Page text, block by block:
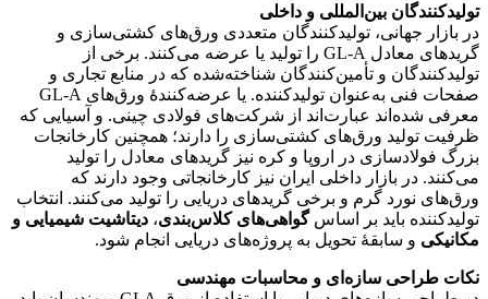
تولیدکنندگان بین‌المللی و داخلی
در بازار جهانی، تولیدکنندگان متعددی ورق‌های کشتی‌سازی و
گریدهای معادل GL‑A را تولید یا عرضه می‌کنند. برخی از
تولیدکنندگان و تأمین‌کنندگان شناخته‌شده که در منابع تجاری و
صفحات فنی به‌عنوان تولیدکننده. یا عرضه‌کنندهٔ ورق‌های GL‑A
معرفی شده‌اند عبارت‌اند از شرکت‌های فولادی چینی. و آسیایی که
ظرفیت تولید ورق‌های کشتی‌سازی را دارند؛ همچنین کارخانجات
بزرگ فولادسازی در اروپا و کره نیز گریدهای معادل را تولید
می‌کنند. در بازار داخلی ایران نیز کارخانجاتی وجود دارند که
ورق‌های نورد گرم و برخی گریدهای دریایی را تولید می‌کنند. انتخاب
تولیدکننده باید بر اساسگواهی‌های کلاس‌بندی، دیتاشیت شیمیایی و
مکانیکی و سابقهٔ تحویل به پروژه‌های دریایی انجام شود.
نکات طراحی سازه‌ای و محاسبات مهندسی